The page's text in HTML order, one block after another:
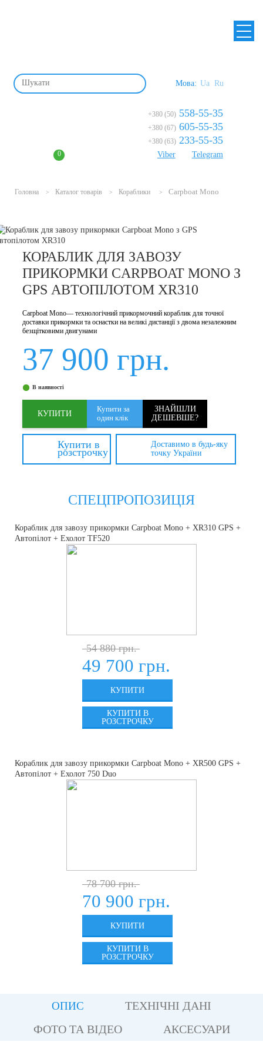
Мова: Ua Ru
0
+380 (50)558-55-35
+380 (67)605-55-35
+380 (63)233-55-35
Viber Telegram
Головна > Каталог товарів > Кораблики > Carpboat Mono
КОРАБЛИК ДЛЯ ЗАВОЗУ
ПРИКОРМКИ CARPBOAT MONO З
GPS АВТОПІЛОТОМ XR310
Carpboat Mono— технологічний прикормочний кораблик для точної
доставки прикормки та оснастки на великі дистанції з двома незалежним
безщітковими двигунами
37 900 грн.
В наявності
КУПИТИ
Купити за
один клiк
ЗНАЙШЛИ
ДЕШЕВШЕ?
Купити в
розстрочку
Доставимо в будь-яку
точку України
СПЕЦПРОПОЗИЦІЯ
Кораблик для завозу прикормки Carpboat Mono + XR310 GPS +
Автопілот + Ехолот TF520
54 880 грн.
49 700 грн.
КУПИТИ
КУПИТИ В
РОЗСТРОЧКУ
Кораблик для завозу прикормки Carpboat Mono + XR500 GPS +
Автопілот + Ехолот 750 Duo
78 700 грн.
70 900 грн.
КУПИТИ
КУПИТИ В
РОЗСТРОЧКУ
ОПИС
ТЕХНІЧНІ ДАНІ
ФОТО ТА ВІДЕО
АКСЕСУАРИ